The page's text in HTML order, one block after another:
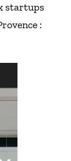
startups
: